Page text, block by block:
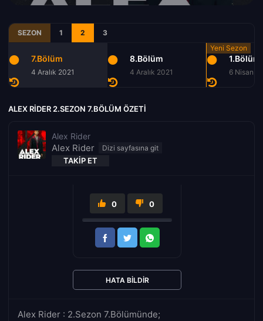
SEZON 1 2 3
7.Bölüm
4 Aralık 2021
8.Bölüm
4 Aralık 2021
1.Bölüm
6 Nisan
ALEX RIDER 2.SEZON 7.BÖLÜM ÖZETI
Alex Rider
Alex Rider
TAKIP ET
Alex Rider : 2.Sezon 7.Bölümünde;
0 0
HATA BILDIR